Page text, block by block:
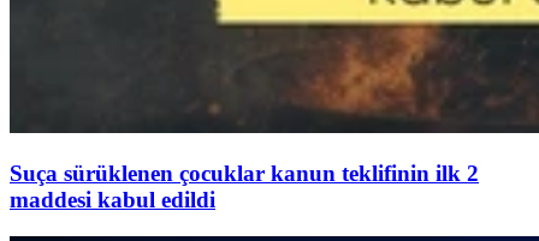
Suça sürüklenen çocuklar kanun teklifinin ilk 2
maddesi kabul edildi